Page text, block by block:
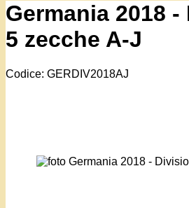
Germania 2018
5 zecche A-J
Codice: GERDIV2018AJ